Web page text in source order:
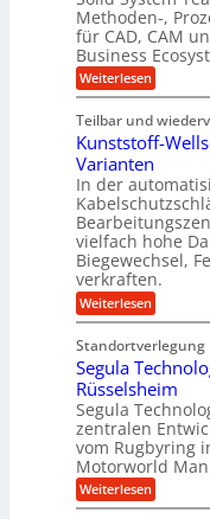
w
i
c
k
e
l
t
g
e
r
n
a
p
p
ü
b
e
r
V
o
r
j
a
h
r
A
r
b
e
i
t
s
m
a
r
k
t
a
s
W
a
c
s
t
m
s
c
h
a
n
c
e
f
ü
d
e
n
M
a
c
h
i
n
Methoden-,
für CAD, CAM
Business
Weiterlesen:
S
l
i
d
S
y
s
t
e
m
T
e
a
m
t
i
t
t
n
d
u
s
t
Teilbar und
Kunststoff-
Varianten
In der
vielfach hohe
Biegewechsel,
verkraften.
Weiterlesen:
K
n
s
t
s
t
o
f
f
-
W
Standortverlegung
Segula
Rüsselsheim
Segula
zentralen
vom Rugbyring
Motorworld
Weiterlesen:
S